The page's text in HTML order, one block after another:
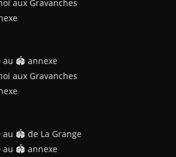
aux Gravanches
au 🏟 annexe
aux Gravanches
au 🏟 de La Grange
au 🏟 annexe